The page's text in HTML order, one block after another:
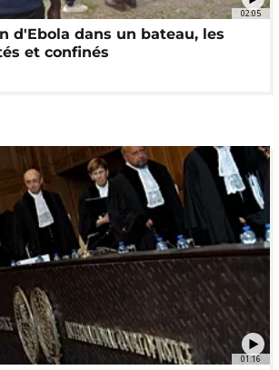
02:05
d'Ebola dans un bateau, les
et confinés
01:16